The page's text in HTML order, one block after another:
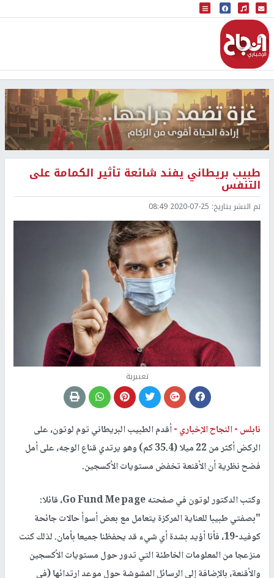
البث المباشر
إذاعة النجاح
طبيب بريطاني يفند شائعة تأثير الكمامة على
التنفس
تم النشر بتاريخ: 2020-07-25 08:49
تعبيرية
نابلس -النجاح الإخباري -أقدم الطبيب البريطاني توم لوتون، على
الركض أكثر من 22 ميلا (35.4 كم) وهو يرتدي قناع الوجه، على أمل
فضح نظرية أن الأقنعة تخفض مستويات الأكسجين.
وكتب الدكتور لوتون في صفحته Go Fund Me page، قائلا:
"بصفتي طبيبا للعناية المركزة يتعامل مع بعض أسوأ حالات جائحة
كوفيد-19، فأنا أؤيد بشدة أي شيء قد يحفظنا جميعا بأمان. لذلك كنت
منزعجا من المعلومات الخاطئة التي تدور حول مستويات الأكسجين
والأقنعة، بالإضافة إلى الرسائل المشوشة حول موعد ارتدائها (في